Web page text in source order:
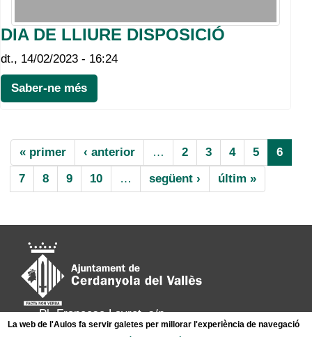
DIA DE LLIURE DISPOSICIÓ
dt., 14/02/2023 - 16:24
Saber-ne més
Paginació
Primera
pàgina
« primer
Pàgina
anterior
‹ anterior … Page
2 Page
3 Page
4 Page
5
actual
6
Page
7 Page
8 Page
9 Page
10 …
Pàgina
següent
següent ›
Última
pàgina
últim »
Pl. Francesc Layret, s/n
08290 Cerdanyola del Vallès,
La web de l'Aulos fa servir galetes per millorar l'experiència de navegació